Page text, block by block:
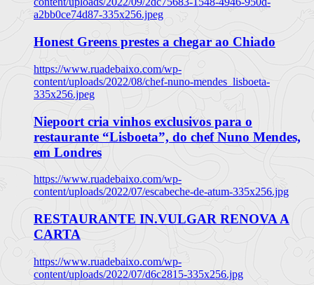
a2bb0ce74d87-335x256.jpeg
Honest Greens prestes a chegar ao Chiado
https://www.ruadebaixo.com/wp-
content/uploads/2022/08/chef-nuno-mendes_lisboeta-
335x256.jpeg
Niepoort cria vinhos exclusivos para o
restaurante “Lisboeta”, do chef Nuno Mendes,
em Londres
https://www.ruadebaixo.com/wp-
content/uploads/2022/07/escabeche-de-atum-335x256.jpg
RESTAURANTE IN.VULGAR RENOVA A
CARTA
https://www.ruadebaixo.com/wp-
content/uploads/2022/07/d6c2815-335x256.jpg